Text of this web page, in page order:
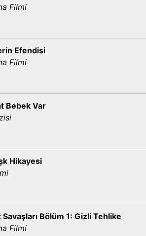
Filmi
Efendisi
Filmi
Bebek Var
Hikayesi
Savaşları Bölüm 1: Gizli Tehlike
Filmi